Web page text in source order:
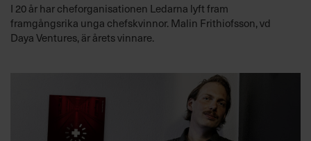
I 20 år har cheforganisationen Ledarna lyft fram
framgångsrika unga chefskvinnor. Malin Frithiofsson, vd
Daya Ventures, är årets vinnare.